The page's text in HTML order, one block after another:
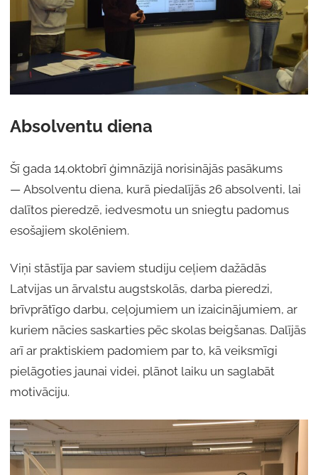
Absolventu diena
Šī gada 14.oktobrī ģimnāzijā norisinājās pasākums
— Absolventu diena, kurā piedalījās 26 absolventi, lai
dalītos pieredzē, iedvesmotu un sniegtu padomus
esošajiem skolēniem.
Viņi stāstīja par saviem studiju ceļiem dažādās
Latvijas un ārvalstu augstskolās, darba pieredzi,
brīvprātīgo darbu, ceļojumiem un izaicinājumiem, ar
kuriem nācies saskarties pēc skolas beigšanas. Dalījās
arī ar praktiskiem padomiem par to, kā veiksmīgi
pielāgoties jaunai videi, plānot laiku un saglabāt
motivāciju.